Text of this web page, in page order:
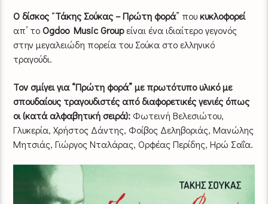
Ο δίσκος “Τάκης Σούκας – Πρώτη φορά” πουκυκλοφορεί
απ’ τοOgdoo Music Groupείναι ένα ιδιαίτερο γεγονός
στην μεγαλειώδη πορεία του Σούκα στο ελληνικό
τραγούδι.
Τον σμίγει για “Πρώτη φορά” με πρωτότυπο υλικό με
σπουδαίους τραγουδιστές από διαφορετικές γενιές όπως
οι (κατά αλφαβητική σειρά):Φωτεινή Βελεσιώτου,
Γλυκερία, Χρήστος Δάντης, Φοίβος Δεληβοριάς, Μανώλης
Μητσιάς, Γιώργος Νταλάρας, Ορφέας Περίδης, Ηρώ Σαΐα.